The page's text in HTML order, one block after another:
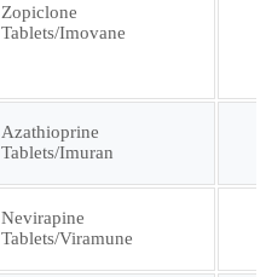
Zopiclone
Tablets/Imovane
Azathioprine
Tablets/Imuran
Nevirapine
Tablets/Viramune